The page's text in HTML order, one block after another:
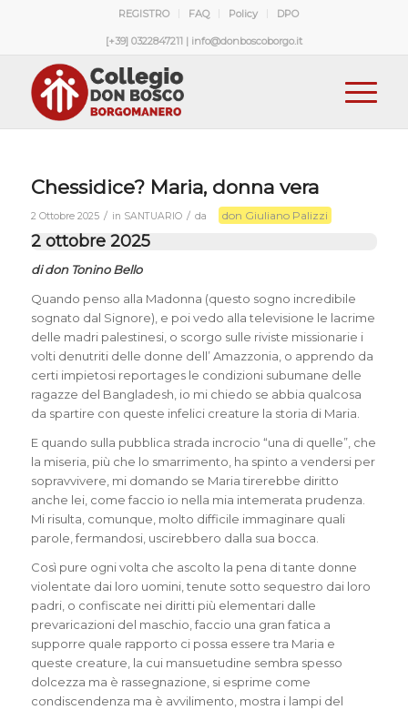
REGISTRO FAQ Policy DPO
[+39] 0322847211 | info@donboscoborgo.it
Chessidice? Maria, donna vera
2 Ottobre 2025 / in SANTUARIO / da don Giuliano Palizzi
2 ottobre 2025
di don Tonino Bello
Quando penso alla Madonna (questo sogno incredibile
sognato dal Signore), e poi vedo alla televisione le lacrime
delle madri palestinesi, o scorgo sulle riviste missionarie i
volti denutriti delle donne dell’ Amazzonia, o apprendo da
certi impietosi reportages le condizioni subumane delle
ragazze del Bangladesh, io mi chiedo se abbia qualcosa
da spartire con queste infelici creature la storia di Maria.
E quando sulla pubblica strada incrocio “una di quelle”, che
la miseria, più che lo smarrimento, ha spinto a vendersi per
sopravvivere, mi domando se Maria tirerebbe diritto
anche lei, come faccio io nella mia intemerata prudenza.
Mi risulta, comunque, molto difficile immaginare quali
parole, fermandosi, uscirebbero dalla sua bocca.
Così pure ogni volta che ascolto la pena di tante donne
violentate dai loro uomini, tenute sotto sequestro dai loro
padri, o confiscate nei diritti più elementari dalle
prevaricazioni del maschio, faccio una gran fatica a
supporre quale rapporto ci possa essere tra Maria e
queste creature, la cui mansuetudine sembra spesso
dolcezza ma è rassegnazione, si esprime come
condiscendenza ma è avvilimento, mostra i lampi del